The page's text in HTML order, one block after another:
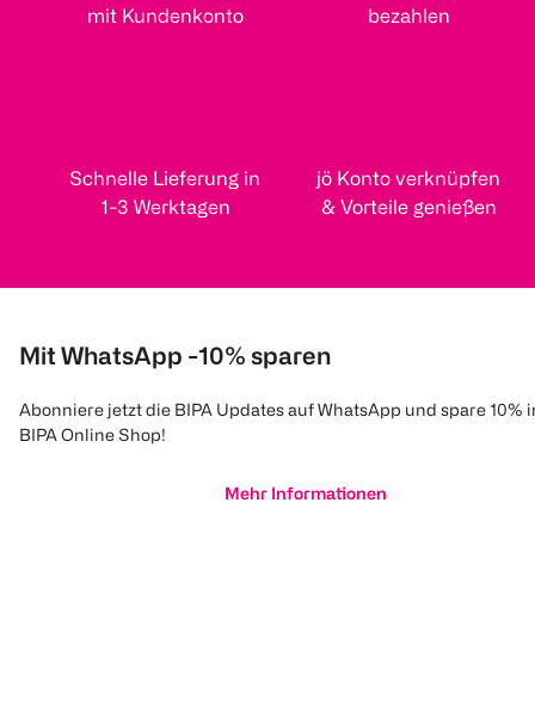
mit Kundenkonto
bezahlen
Schnelle Lieferung in
1-3 Werktagen
jö Konto verknüpfen
& Vorteile genießen
Mit WhatsApp -10% sparen
Abonniere jetzt die BIPA Updates auf WhatsApp und spare 10%
BIPA Online Shop!
Mehr Informationen